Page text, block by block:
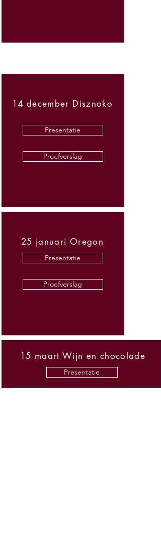
14 december Disznoko
Presentatie
Proefverslag
25 januari Oregon
Presentatie
Proefverslag
15 maart Wijn en chocolade
Presentatie